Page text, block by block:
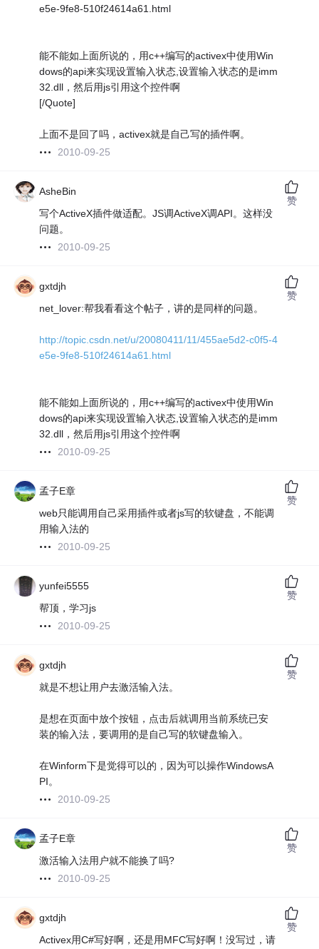
e5e-9fe8-510f24614a61.html
能不能如上面所说的，用c++编写的activex中使用Win
dows的api来实现设置输入状态,设置输入状态的是imm
32.dll，然后用js引用这个控件啊
[/Quote]
上面不是回了吗，activex就是自己写的插件啊。
2010-09-25
AsheBin
写个ActiveX插件做适配。JS调ActiveX调API。这样没
问题。
2010-09-25
赞
gxtdjh
net_lover:帮我看看这个帖子，讲的是同样的问题。
http://topic.csdn.net/u/20080411/11/455ae5d2-c0f5-4
e5e-9fe8-510f24614a61.html
能不能如上面所说的，用c++编写的activex中使用Win
dows的api来实现设置输入状态,设置输入状态的是imm
32.dll，然后用js引用这个控件啊
2010-09-25
赞
孟子E章
web只能调用自己采用插件或者js写的软键盘，不能调
用输入法的
2010-09-25
赞
yunfei5555
帮顶，学习js
2010-09-25
赞
gxtdjh
就是不想让用户去激活输入法。
是想在页面中放个按钮，点击后就调用当前系统已安
装的输入法，要调用的是自己写的软键盘输入。
在Winform下是觉得可以的，因为可以操作WindowsA
PI。
2010-09-25
赞
孟子E章
激活输入法用户就不能换了吗?
2010-09-25
赞
gxtdjh
Activex用C#写好啊，还是用MFC写好啊！没写过，请
赞